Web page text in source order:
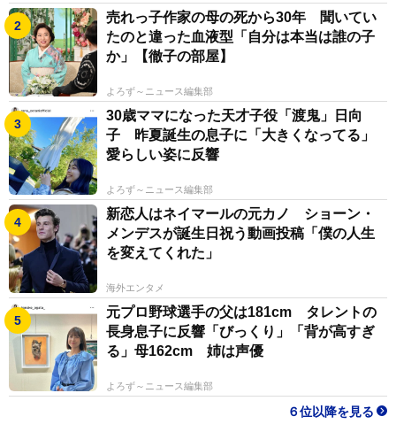
売れっ子作家の母の死から30年 聞いてい
たのと違った血液型「自分は本当は誰の子
か」【徹子の部屋】
よろず～ニュース編集部
30歳ママになった天才子役「渡鬼」日向
子 昨夏誕生の息子に「大きくなってる」
愛らしい姿に反響
よろず～ニュース編集部
新恋人はネイマールの元カノ ショーン・
メンデスが誕生日祝う動画投稿「僕の人生
を変えてくれた」
海外エンタメ
元プロ野球選手の父は181cm タレントの
長身息子に反響「びっくり」「背が高すぎ
る」母162cm 姉は声優
よろず～ニュース編集部
６位以降を見る